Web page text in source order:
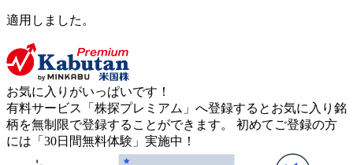
適用しました。
お気に入りがいっぱいです！
有料サービス「株探プレミアム」へ登録するとお気に入り銘
柄を無制限で登録することができます。 初めてご登録の方
には「30日間無料体験」実施中！